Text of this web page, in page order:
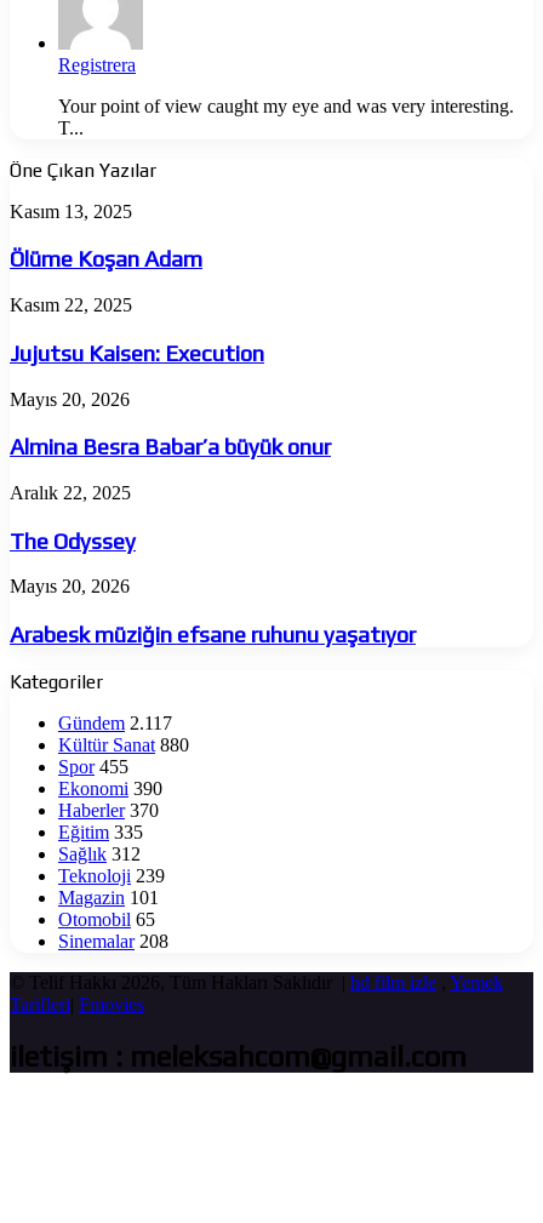
Registrera
Your point of view caught my eye and was very interesting.
T...
Öne Çıkan Yazılar
Ölüme
Adam
Kasım 13, 2025
Ölüme Koşan Adam
Jujutsu
Execution
Kasım 22, 2025
Jujutsu Kaisen: Execution
Almina
Babar’a
büyük
onur
Mayıs 20, 2026
Almina Besra Babar’a büyük onur
The
Aralık 22, 2025
The Odyssey
Arabesk
efsane
ruhunu
yaşatıyor
Mayıs 20, 2026
Arabesk müziğin efsane ruhunu yaşatıyor
Kategoriler
Gündem 2.117
Kültür Sanat 880
Spor 455
Ekonomi 390
Haberler 370
Eğitim 335
Sağlık 312
Teknoloji 239
Magazin 101
Otomobil 65
Sinemalar 208
© Telif Hakkı 2026, Tüm Hakları Saklıdır | hd film izle , Yemek
Tarifleri| Fmovies
iletişim : meleksahcom@gmail.com